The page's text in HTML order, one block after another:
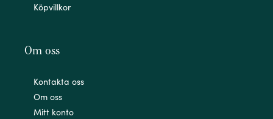
Köpvillkor
Om oss
Kontakta oss
Om oss
Mitt konto